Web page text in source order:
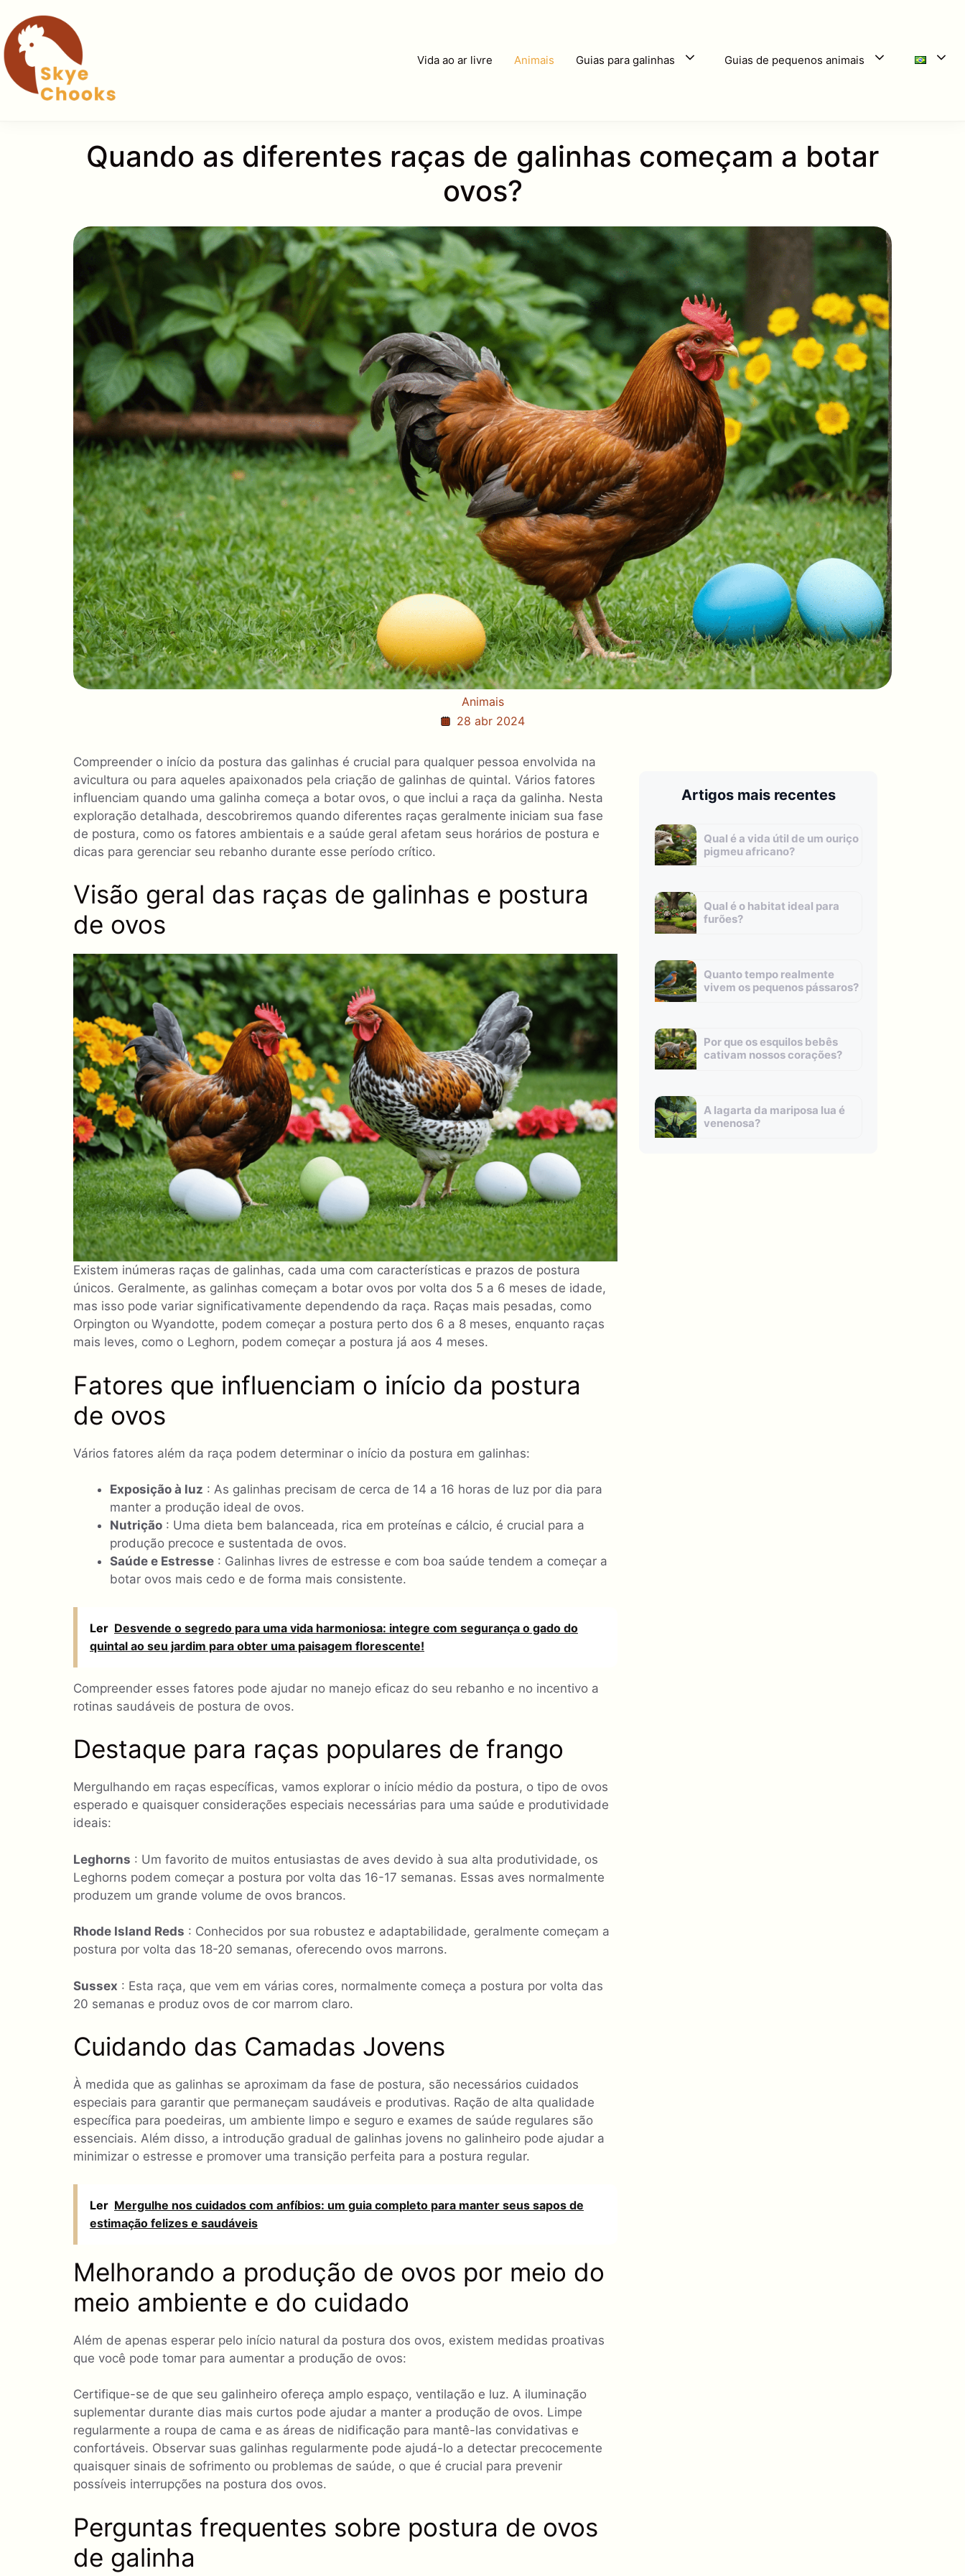
para
o
conteúdo
Vida ao ar livre Animais Guias para galinhas Guias de pequenos animais
Quando as diferentes raças de galinhas começam a botar
ovos?
Animais
28 abr 2024
Compreender o início da postura das galinhas é crucial para qualquer pessoa envolvida na
avicultura ou para aqueles apaixonados pela criação de galinhas de quintal. Vários fatores
influenciam quando uma galinha começa a botar ovos, o que inclui a raça da galinha. Nesta
exploração detalhada, descobriremos quando diferentes raças geralmente iniciam sua fase
de postura, como os fatores ambientais e a saúde geral afetam seus horários de postura e
dicas para gerenciar seu rebanho durante esse período crítico.
Visão geral das raças de galinhas e postura
de ovos
Existem inúmeras raças de galinhas, cada uma com características e prazos de postura
únicos. Geralmente, as galinhas começam a botar ovos por volta dos 5 a 6 meses de idade,
mas isso pode variar significativamente dependendo da raça. Raças mais pesadas, como
Orpington ou Wyandotte, podem começar a postura perto dos 6 a 8 meses, enquanto raças
mais leves, como o Leghorn, podem começar a postura já aos 4 meses.
Fatores que influenciam o início da postura
de ovos
Vários fatores além da raça podem determinar o início da postura em galinhas:
Exposição à luz : As galinhas precisam de cerca de 14 a 16 horas de luz por dia para
manter a produção ideal de ovos.
Nutrição : Uma dieta bem balanceada, rica em proteínas e cálcio, é crucial para a
produção precoce e sustentada de ovos.
Saúde e Estresse : Galinhas livres de estresse e com boa saúde tendem a começar a
botar ovos mais cedo e de forma mais consistente.
Ler Desvende o segredo para uma vida harmoniosa: integre com segurança o gado do
quintal ao seu jardim para obter uma paisagem florescente!
Compreender esses fatores pode ajudar no manejo eficaz do seu rebanho e no incentivo a
rotinas saudáveis de postura de ovos.
Destaque para raças populares de frango
Mergulhando em raças específicas, vamos explorar o início médio da postura, o tipo de ovos
esperado e quaisquer considerações especiais necessárias para uma saúde e produtividade
ideais:
Leghorns : Um favorito de muitos entusiastas de aves devido à sua alta produtividade, os
Leghorns podem começar a postura por volta das 16-17 semanas. Essas aves normalmente
produzem um grande volume de ovos brancos.
Rhode Island Reds : Conhecidos por sua robustez e adaptabilidade, geralmente começam a
postura por volta das 18-20 semanas, oferecendo ovos marrons.
Sussex : Esta raça, que vem em várias cores, normalmente começa a postura por volta das
20 semanas e produz ovos de cor marrom claro.
Cuidando das Camadas Jovens
À medida que as galinhas se aproximam da fase de postura, são necessários cuidados
especiais para garantir que permaneçam saudáveis e produtivas. Ração de alta qualidade
específica para poedeiras, um ambiente limpo e seguro e exames de saúde regulares são
essenciais. Além disso, a introdução gradual de galinhas jovens no galinheiro pode ajudar a
minimizar o estresse e promover uma transição perfeita para a postura regular.
Ler Mergulhe nos cuidados com anfíbios: um guia completo para manter seus sapos de
estimação felizes e saudáveis
Melhorando a produção de ovos por meio do
meio ambiente e do cuidado
Além de apenas esperar pelo início natural da postura dos ovos, existem medidas proativas
que você pode tomar para aumentar a produção de ovos:
Certifique-se de que seu galinheiro ofereça amplo espaço, ventilação e luz. A iluminação
suplementar durante dias mais curtos pode ajudar a manter a produção de ovos. Limpe
regularmente a roupa de cama e as áreas de nidificação para mantê-las convidativas e
confortáveis. Observar suas galinhas regularmente pode ajudá-lo a detectar precocemente
quaisquer sinais de sofrimento ou problemas de saúde, o que é crucial para prevenir
possíveis interrupções na postura dos ovos.
Perguntas frequentes sobre postura de ovos
de galinha
Artigos mais recentes
Qual é a vida útil de um ouriço
pigmeu africano?
Qual é o habitat ideal para
furões?
Quanto tempo realmente
vivem os pequenos pássaros?
Por que os esquilos bebês
cativam nossos corações?
A lagarta da mariposa lua é
venenosa?